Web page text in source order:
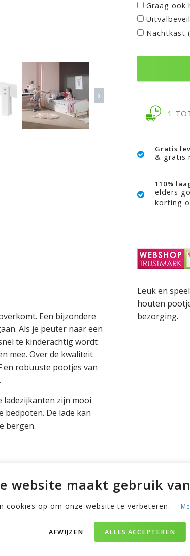
Graag ook
Nachtkast
1
Gratis
& gratis
110%
elders
korting
Een bijzondere
Als je peuter naar een
te kinderachtig wordt
mee. Over de kwaliteit
en robuuste pootjes van
ladezijkanten zijn mooi
bedpoten. De lade kan
bergen.
en volwassenen
is een bijpassende
Leuk en
houten
bezorging.
website maakt gebruik
cookies op om onze website te verbeteren.
ALLES ACCEPTEREN
AFWIJZEN